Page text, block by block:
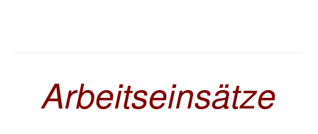
Arbeitseinsätze